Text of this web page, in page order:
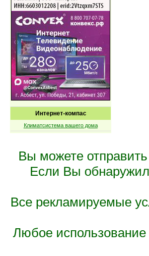
Интернет-компас
Климатсистема вашего дома
Вы можете
Если Вы
Все рекламируемые
Любое использование